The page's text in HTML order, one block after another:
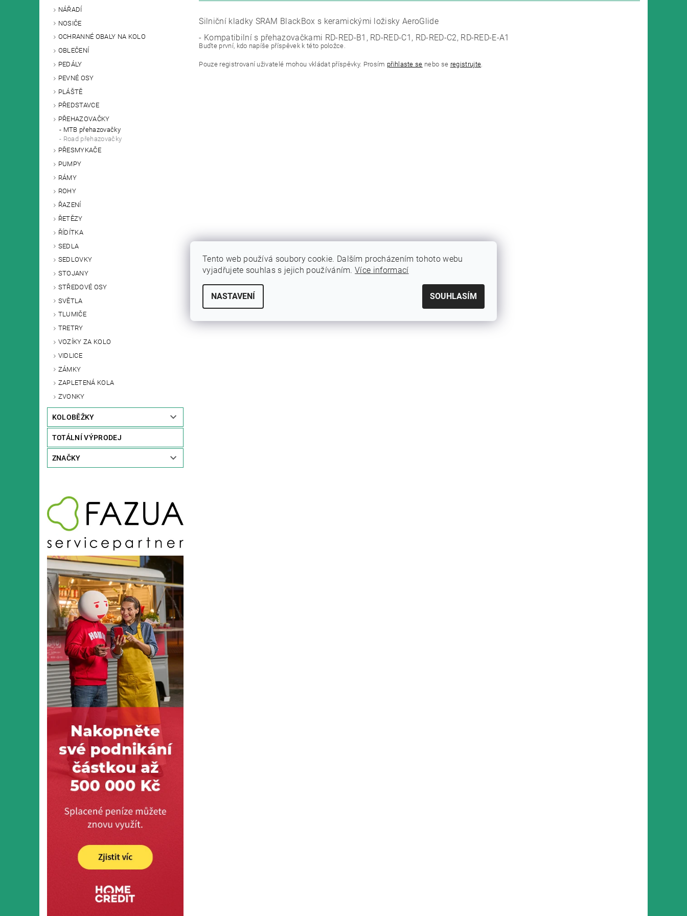
NÁŘADÍ
NOSIČE
OCHRANNÉ OBALY NA KOLO
OBLEČENÍ
PEDÁLY
PEVNÉ OSY
PLÁŠTĚ
PŘEDSTAVCE
PŘEHAZOVAČKY
MTB přehazovačky
Road přehazovačky
PŘESMYKAČE
PUMPY
RÁMY
ROHY
ŘAZENÍ
ŘETĚZY
ŘÍDÍTKA
SEDLA
SEDLOVKY
STOJANY
STŘEDOVÉ OSY
SVĚTLA
TLUMIČE
TRETRY
VOZÍKY ZA KOLO
VIDLICE
ZÁMKY
ZAPLETENÁ KOLA
ZVONKY
KOLOBĚŽKY
TOTÁLNÍ VÝPRODEJ
ZNAČKY
Silniční kladky SRAM BlackBox s keramickými ložisky AeroGlide
- Kompatibilní s přehazovačkami RD-RED-B1, RD-RED-C1, RD-RED-C2, RD-RED-E-A1
Buďte první, kdo napíše příspěvek k této položce.
Pouze registrovaní uživatelé mohou vkládat příspěvky. Prosím přihlaste se nebo se registrujte.
Tento web používá soubory cookie. Dalším procházením tohoto webu
vyjadřujete souhlas s jejich používáním.Více informací
NASTAVENÍ SOUHLASÍM